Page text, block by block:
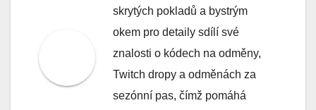
skrytých pokladů a bystrým
okem pro detaily sdílí své
znalosti o kódech na odměny,
Twitch dropy a odměnách za
sezónní pas, čímž pomáhá